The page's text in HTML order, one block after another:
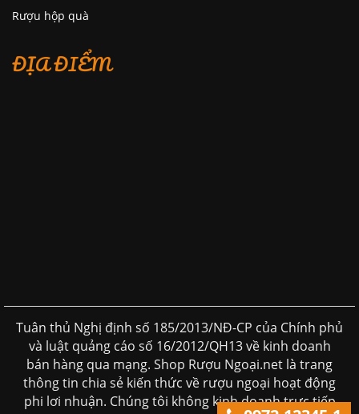
Rượu hộp quà
ĐỊA ĐIỂM
Tuân thủ Nghị định số 185/2013/NĐ-CP của Chính phủ
và luật quảng cáo số 16/2012/QH13 về kinh doanh
bán hàng qua mạng. Shop Rượu Ngoại.net là trang
thông tin chia sẻ kiến thức về rượu ngoại hoạt động
phi lơi nhuận. Chúng tôi không kinh doanh trực tiếp